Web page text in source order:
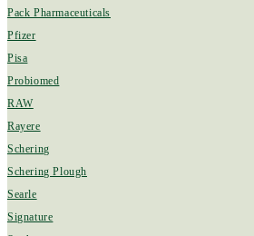
Pack Pharmaceuticals
Pfizer
Pisa
Probiomed
RAW
Rayere
Schering
Schering Plough
Searle
Signature